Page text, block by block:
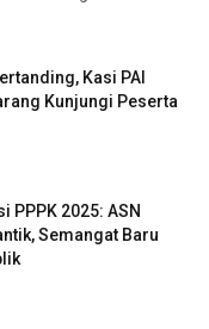
Kasi PAI
Kunjungi Peserta
PPPK 2025: ASN
Semangat Baru